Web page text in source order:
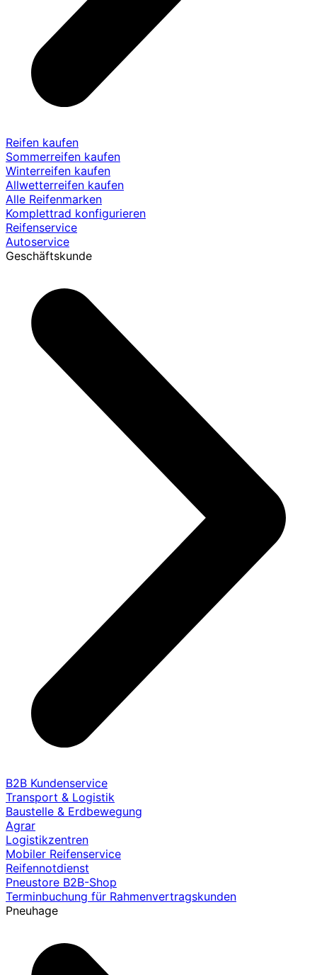
Reifen kaufen
Sommerreifen kaufen
Winterreifen kaufen
Allwetterreifen kaufen
Alle Reifenmarken
Komplettrad konfigurieren
Reifenservice
Autoservice
Geschäftskunde
B2B Kundenservice
Transport & Logistik
Baustelle & Erdbewegung
Agrar
Logistikzentren
Mobiler Reifenservice
Reifennotdienst
Pneustore B2B-Shop
Terminbuchung für Rahmenvertragskunden
Pneuhage